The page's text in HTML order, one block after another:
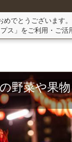
),... 等
), ... 等
),... 等
),
),... 等
めでとうございます
ス」をご利用・ご活
野菜や果